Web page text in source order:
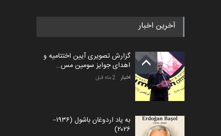
آخرین اخبار
گزارش تصویری آیین اختتامیه و
اهدای جوایز سومین مس…
اخبار 2 ماه قبل
به یاد اردوغان باشول (۱۹۳۶–
۲۰۲۶)